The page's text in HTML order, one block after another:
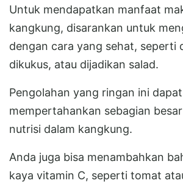
Untuk mendapatkan manfaat
kangkung, disarankan untuk
dengan cara yang sehat, seperti
dikukus, atau dijadikan salad.
Pengolahan yang ringan ini dapat
mempertahankan sebagian
nutrisi dalam kangkung.
Anda juga bisa menambahkan
kaya vitamin C, seperti tomat